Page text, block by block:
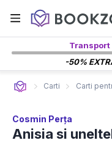
Transport
-50%
Carti Carti
Cosmin Perța
Anisia si